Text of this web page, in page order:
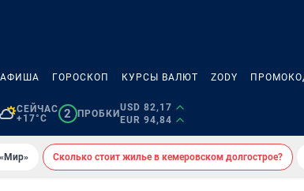
АФИША ГОРОСКОП КУРСЫ ВАЛЮТ ZODY
СЕЙЧАС
+17°C
2 ПРОБКИ
USD 82,17
EUR 94,84
Сколько стоит жилье в кемеровском долгострое?